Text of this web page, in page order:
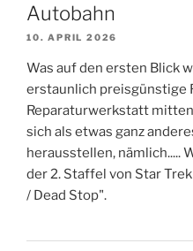
Autobahn
10. APRIL 2026
Was auf den ersten Blick
erstaunlich preisgünstige
Reparaturwerkstatt
sich als etwas ganz
herausstellen, nämlich.....
der 2. Staffel von Star
/ Dead Stop".